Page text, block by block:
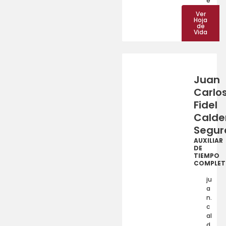
Ver
Hoja
de
Vida
Juan
Fidel
AUXILIAR
DE
TIEMPO
ju
a
n.
c
al